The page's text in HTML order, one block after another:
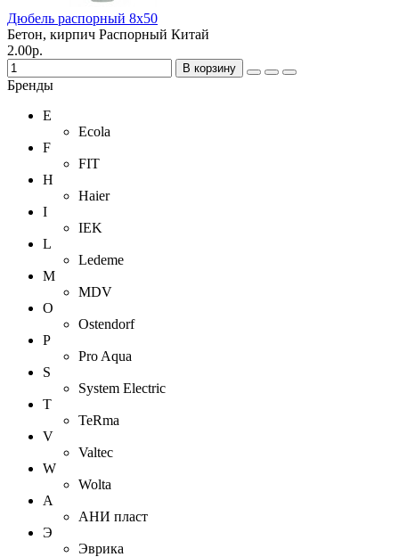
Дюбель распорный 8х50
Бетон, кирпич Распорный Китай
2.00р.
В корзину
Бренды
E
Ecola
F
FIT
H
Haier
I
IEK
L
Ledeme
M
MDV
O
Ostendorf
P
Pro Aqua
S
System Electric
T
TeRma
V
Valtec
W
Wolta
А
АНИ пласт
Э
Эврика